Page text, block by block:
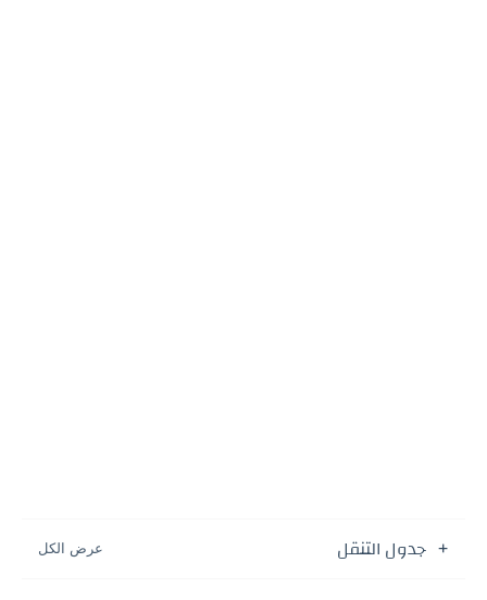
جدول التنقل